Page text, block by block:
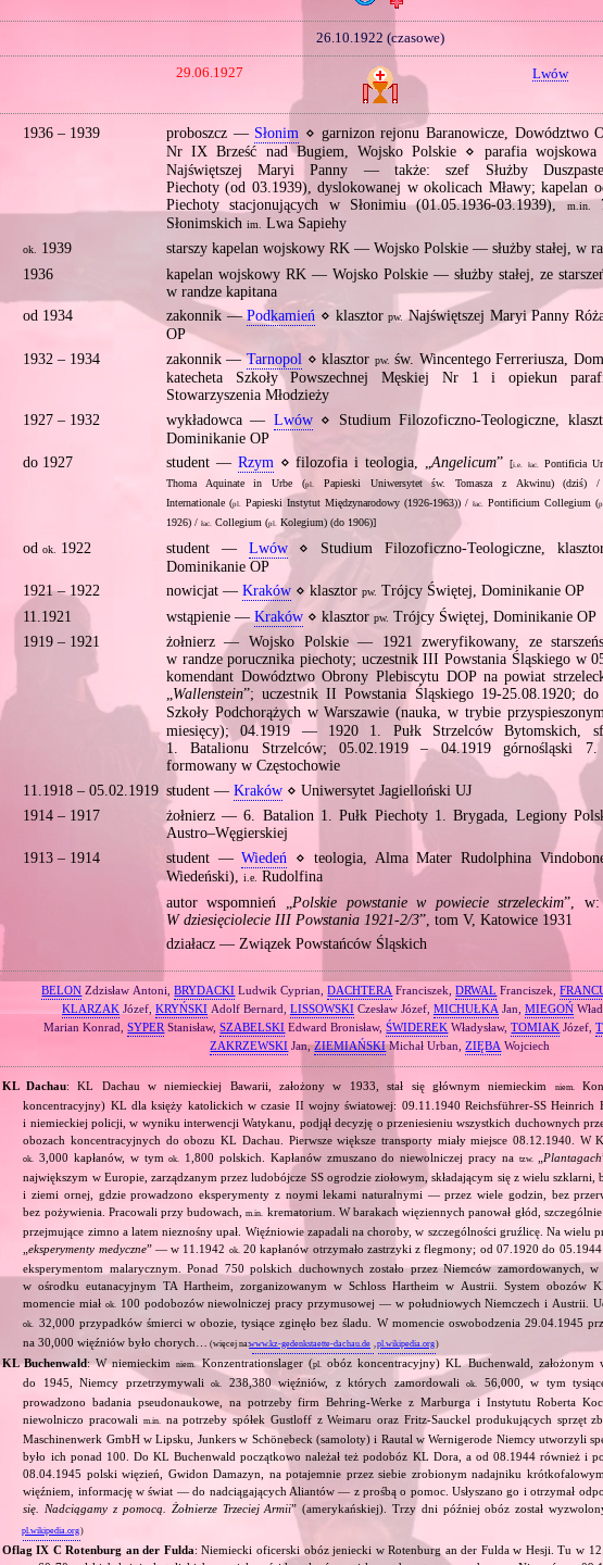
26.10.1922 (czasowe)
29.06.1927 Lwów
1936 – 1939 proboszcz — Słonim ⋄ garnizon rejonu Baranowicze, Dowództwo
Nr IX Brześć nad Bugiem, Wojsko Polskie ⋄ parafia
Najświętszej Maryi Panny — także: szef Służby
Piechoty (od 03.1939), dyslokowanej w okolicach Mławy; kapelan
Piechoty stacjonujących w Słonimiu (01.05.1936‐03.1939),m.in.
Słonimskich im. Lwa Sapiehy
ok. 1939
starszy kapelan wojskowy RK — Wojsko Polskie — służby stałej, w
1936
kapelan wojskowy RK — Wojsko Polskie — służby stałej, ze
w randze kapitana
od 1934
zakonnik —Podkamień ⋄ klasztorpw. Najświętszej Maryi Panny
OP
1932 – 1934
zakonnik —Tarnopol ⋄ klasztor pw. św. Wincentego Ferreriusza,
katecheta Szkoły Powszechnej Męskiej Nr 1 i opiekun
Stowarzyszenia Młodzieży
1927 – 1932
wykładowca — Lwów⋄ Studium Filozoficzno‐Teologiczne,
Dominikanie OP
do 1927
student — Rzym⋄ filozofia i teologia, „Angelicum”[i.e. łac.
Pontificia
Thoma Aquinate in Urbe (pl. Papieski Uniwersytet św. Tomasza z Akwinu)
Internationale (pl. Papieski Instytut Międzynarodowy (1926‐1963)) /łac. Pontificium Collegium (pl.
1926) / łac. Collegium (pl. Kolegium) (do 1906)]
odok. 1922 student — Lwów⋄ Studium Filozoficzno‐Teologiczne,
Dominikanie OP
1921 – 1922
nowicjat — Kraków⋄ klasztor pw. Trójcy Świętej, Dominikanie OP
11.1921
wstąpienie — Kraków⋄ klasztor pw. Trójcy Świętej, Dominikanie OP
1919 – 1921
żołnierz — Wojsko Polskie — 1921 zweryfikowany, ze
w randze porucznika piechoty; uczestnik III Powstania Śląskiego w
komendant Dowództwo Obrony Plebiscytu DOP na powiat
„Wallenstein”; uczestnik II Powstania Śląskiego 19‐25.08.1920;
Szkoły Podchorążych w Warszawie (nauka, w trybie
miesięcy); 04.1919 — 1920 1. Pułk Strzelców Bytomskich,
1. Batalionu Strzelców; 05.02.1919 – 04.1919 górnośląski 7.
formowany w Częstochowie
11.1918 – 05.02.1919 student — Kraków⋄ Uniwersytet Jagielloński UJ
1914 – 1917
żołnierz — 6. Batalion 1. Pułk Piechoty 1. Brygada, Legiony
Austro–Węgierskiej
1913 – 1914
student —Wiedeń ⋄ teologia, Alma Mater Rudolphina
Wiedeński), i.e. Rudolfina
autor wspomnień „ Polskie powstanie w powiecie strzeleckim”,
W dziesięciolecie III Powstania 1921‐2/3”, tom V, Katowice 1931
działacz — Związek Powstańców Śląskich
BELON Zdzisław Antoni,BRYDACKI Ludwik Cyprian,DACHTERA Franciszek,DRWAL Franciszek,
KLARZAKJózef, KRYŃSKIAdolf Bernard, LISSOWSKICzesław Józef, MICHUŁKAJan, MIEGOŃ
Marian Konrad,SYPERStanisław,SZABELSKI Edward Bronisław,ŚWIDEREK Władysław,TOMIAK Józef,
ZAKRZEWSKI Jan,ZIEMIAŃSKIMichał Urban,ZIĘBA Wojciech
KL Dachau: KL Dachau w niemieckiej Bawarii, założony w 1933, stał się głównym niemieckim niem.
koncentracyjny) KL dla księży katolickich w czasie II wojny światowej: 09.11.1940 Reichsführer‐SS Heinrich
i niemieckiej policji, w wyniku interwencji Watykanu, podjął decyzję o przeniesieniu wszystkich duchownych
obozach koncentracyjnych do obozu KL Dachau. Pierwsze większe transporty miały miejsce 08.12.1940. W
ok. 3,000 kapłanów, w tymok. 1,800 polskich. Kapłanów zmuszano do niewolniczej pracy na tzw. Plantagach
największym w Europie, zarządzanym przez ludobójcze SS ogrodzie ziołowym, składającym się z wielu
i ziemi ornej, gdzie prowadzono eksperymenty z noymi lekami naturalnymi — przez wiele godzin, bez
bez pożywienia. Pracowali przy budowach,m.in. krematorium. W barakach więziennych panował głód,
przejmujące zimno a latem nieznośny upał. Więźniowie zapadali na choroby, w szczególności gruźlicę. Na wielu
„eksperymenty medyczne” — w 11.1942 ok. 20 kapłanów otrzymało zastrzyki z flegmony; od 07.1920 do 05.1944
eksperymentom malarycznym. Ponad 750 polskich duchownych zostało przez Niemców zamordowanych,
w ośrodku eutanacyjnym TA Hartheim, zorganizowanym w Schloss Hartheim w Austrii. System obozów
momencie miałok. 100 podobozów niewolniczej pracy przymusowej — w południowych Niemczech i Austrii.
ok. 32,000 przypadków śmierci w obozie, tysiące zginęło bez śladu. W momencie oswobodzenia 29.04.1945
na 30,000 więźniów było chorych…
(więcej na:www.kz-gedenkstaette-dachau.de ,pl.wikipedia.org)
KL Buchenwald: W niemieckimniem.Konzentrationslager (pl. obóz koncentracyjny) KL Buchenwald,
do 1945, Niemcy przetrzymywaliok. 238,380 więźniów, z których zamordowaliok.
56,000, w tym
prowadzono badania pseudonaukowe, na potrzeby firm Behring‐Werke z Marburga i Instytutu Roberta
niewolniczo pracowali
m.in. na potrzeby spółek Gustloff z Weimaru oraz Fritz‐Sauckel produkujących sprzęt
Maschinenwerk GmbH w Lipsku, Junkers w Schönebeck (samoloty) i Rautal w Wernigerode Niemcy utworzyli
było ich ponad 100. Do KL Buchenwald początkowo należał też podobóz KL Dora, a od 08.1944 również i
08.04.1945 polski więzień, Gwidon Damazyn, na potajemnie przez siebie zrobionym nadajniku
więźniem, informację w świat — do nadciągających Aliantów — z prośbą o pomoc. Usłyszano go i otrzymał
się. Nadciągamy z pomocą. Żołnierze Trzeciej Armii” (amerykańskiej). Trzy dni później obóz został
pl.wikipedia.org)
Oflag IX C Rotenburg an der Fulda: Niemiecki oficerski obóz jeniecki w Rotenburg an der Fulda w Hesji. Tu w